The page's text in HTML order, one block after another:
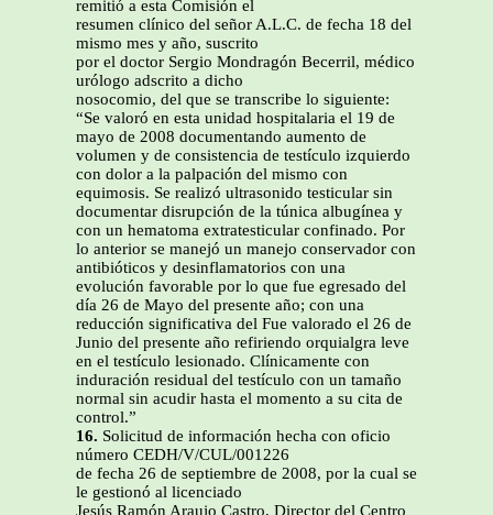
remitió a esta Comisión el
resumen clínico del señor A.L.C. de fecha 18 del
mismo mes y año, suscrito
por el doctor Sergio Mondragón Becerril, médico
urólogo adscrito a dicho
nosocomio, del que se transcribe lo siguiente:
“Se valoró en esta unidad hospitalaria el 19 de
mayo de 2008 documentando aumento de
volumen y de consistencia de testículo izquierdo
con dolor a la palpación del mismo con
equimosis. Se realizó ultrasonido testicular sin
documentar disrupción de la túnica albugínea y
con un hematoma extratesticular confinado. Por
lo anterior se manejó un manejo conservador con
antibióticos y desinflamatorios con una
evolución favorable por lo que fue egresado del
día 26 de Mayo del presente año; con una
reducción significativa del Fue valorado el 26 de
Junio del presente año refiriendo orquialgra leve
en el testículo lesionado. Clínicamente con
induración residual del testículo con un tamaño
normal sin acudir hasta el momento a su cita de
control.”
16. Solicitud de información hecha con oficio
número CEDH/V/CUL/001226
de fecha 26 de septiembre de 2008, por la cual se
le gestionó al licenciado
Jesús Ramón Araujo Castro, Director del Centro